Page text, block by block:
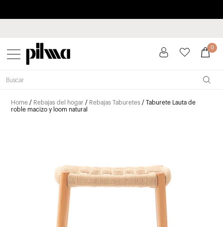
pilma 0
Home / Rebajas del hogar / Rebajas Taburetes / Taburete Lauta de
roble macizo y loom natural